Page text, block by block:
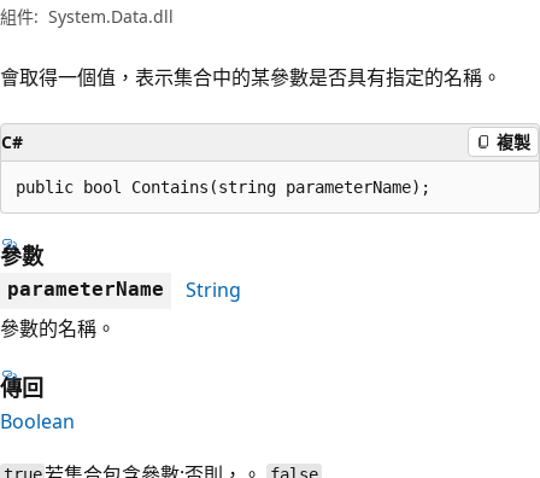
組件: System.Data.dll
會取得一個值，表示集合中的某參數是否具有指定的名稱。
C# 複製
public bool Contains(string parameterName);
參數
parameterName
String
參數的名稱。
傳回
Boolean